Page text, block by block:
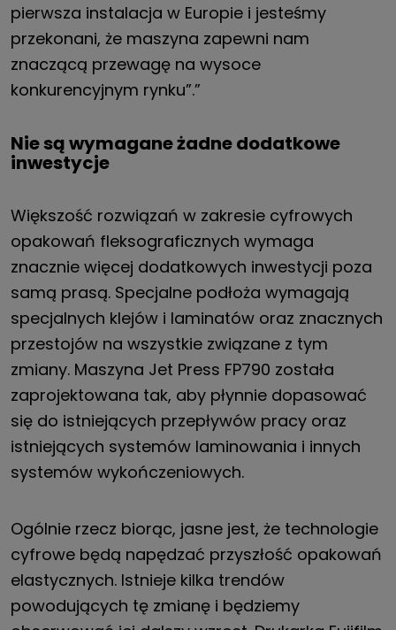
pierwsza instalacja w Europie i jesteśmy
przekonani, że maszyna zapewni nam
znaczącą przewagę na wysoce
konkurencyjnym rynku”.”
Nie są wymagane żadne dodatkowe
inwestycje
Większość rozwiązań w zakresie cyfrowych
opakowań fleksograficznych wymaga
znacznie więcej dodatkowych inwestycji poza
samą prasą. Specjalne podłoża wymagają
specjalnych klejów i laminatów oraz znacznych
przestojów na wszystkie związane z tym
zmiany. Maszyna Jet Press FP790 została
zaprojektowana tak, aby płynnie dopasować
się do istniejących przepływów pracy oraz
istniejących systemów laminowania i innych
systemów wykończeniowych.
Ogólnie rzecz biorąc, jasne jest, że technologie
cyfrowe będą napędzać przyszłość opakowań
elastycznych. Istnieje kilka trendów
powodujących tę zmianę i będziemy